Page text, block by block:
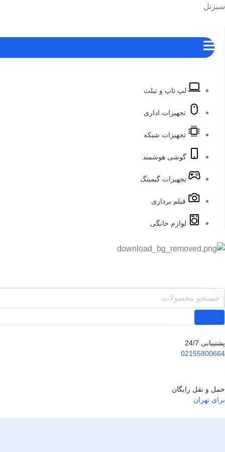
پرش
سبزتل
لپ تاپ و تبلت
تجهیزات اداری
تجهیزات شبکه
گوشی هوشمند
تجهیزات گیمینگ
فیلم برداری
لوازم خانگی
پشتیبانی 24/7
02155800664
حمل و نقل رایگان
برای تهران
فهرست